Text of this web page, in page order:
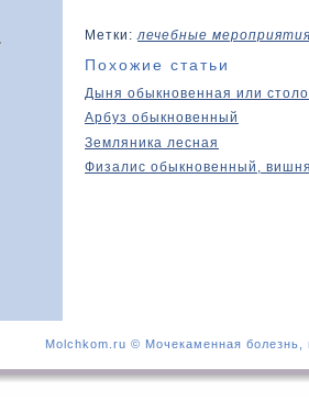
Метки:лечебные мероприятия
Похожие статьи
Дыня обыкновенная или
Арбуз обыкновенный
Земляника лесная
Физалис обыкновенный,
Molchkom.ru © Мочекаменная болезнь,